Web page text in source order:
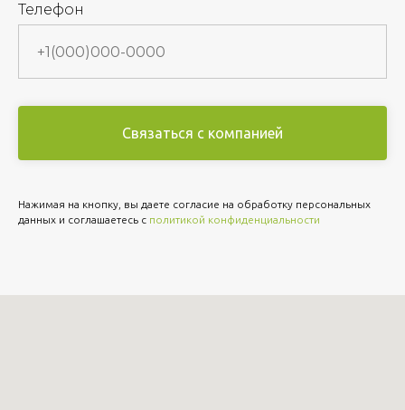
Телефон
Связаться с компанией
Нажимая на кнопку, вы даете согласие на обработку персональных
данных и соглашаетесь c политикой конфиденциальности